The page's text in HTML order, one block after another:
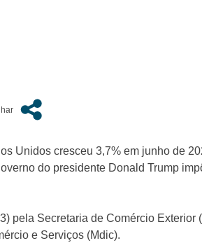
Unidos cresceu 3,7% em junho de
do presidente Donald Trump
pela Secretaria de Comércio Exterior
e Serviços (Mdic).